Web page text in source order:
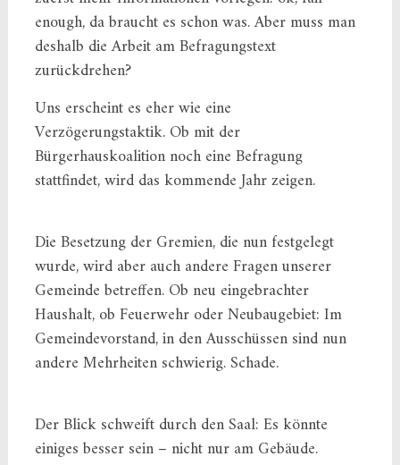
enough, da braucht es schon was. Aber muss man
deshalb die Arbeit am Befragungstext
zurückdrehen?
Uns erscheint es eher wie eine
Verzögerungstaktik. Ob mit der
Bürgerhauskoalition noch eine Befragung
stattfindet, wird das kommende Jahr zeigen.
Die Besetzung der Gremien, die nun festgelegt
wurde, wird aber auch andere Fragen unserer
Gemeinde betreffen. Ob neu eingebrachter
Haushalt, ob Feuerwehr oder Neubaugebiet: Im
Gemeindevorstand, in den Ausschüssen sind nun
andere Mehrheiten schwierig. Schade.
Der Blick schweift durch den Saal: Es könnte
einiges besser sein – nicht nur am Gebäude.